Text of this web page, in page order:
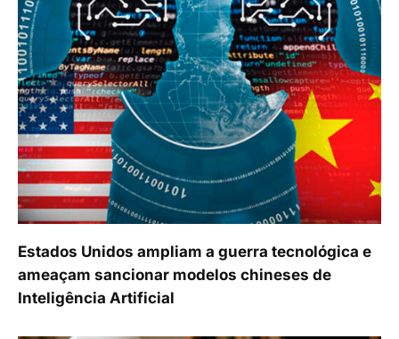
Estados Unidos ampliam a guerra tecnológica e
ameaçam sancionar modelos chineses de
Inteligência Artificial